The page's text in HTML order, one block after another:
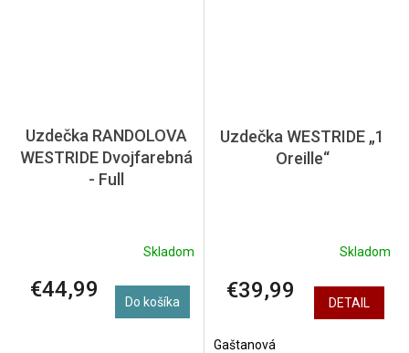
Uzdečka RANDOLOVA
WESTRIDE Dvojfarebná
- Full
Skladom
€44,99 Do košíka
Uzdečka WESTRIDE „1
Oreille“
Skladom
€39,99 DETAIL
Gaštanová